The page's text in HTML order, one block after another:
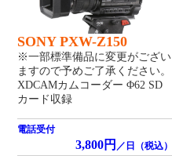
SONY PXW-Z150
※一部標準備品に変更がござい
ますので予めご了承ください。
XDCAMカムコーダー Φ62 SD
カード収録
電話受付
3,800円 ／日（税込）